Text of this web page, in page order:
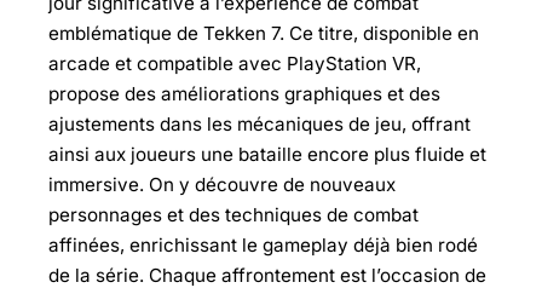
emblématique de Tekken 7. Ce titre, disponible en
arcade et compatible avec PlayStation VR,
propose des améliorations graphiques et des
ajustements dans les mécaniques de jeu, offrant
ainsi aux joueurs une bataille encore plus fluide et
immersive. On y découvre de nouveaux
personnages et des techniques de combat
affinées, enrichissant le gameplay déjà bien rodé
de la série. Chaque affrontement est l’occasion de